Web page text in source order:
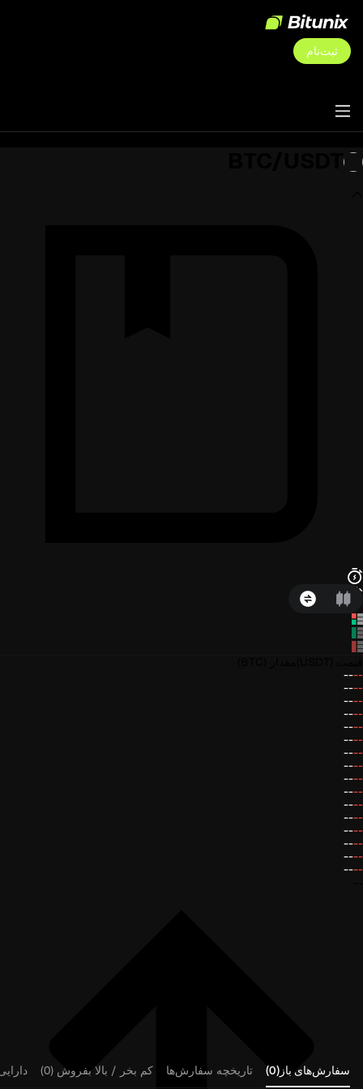
ثبت‌نام
--
--
--
--
--
--
--
--
--
--
--
--
--
--
--
--
--
--
--
--
--
--
--
--
--
--
--
--
--
--
--
--
سفارش‌های باز(0) تاریخچه سفارش‌ها کم بخر / بالا بفروش (0)